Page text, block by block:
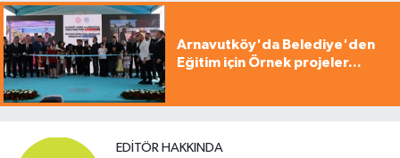
Arnavutköy'da Belediye'den
Eğitim için Örnek projeler...
EDITÖR HAKKINDA